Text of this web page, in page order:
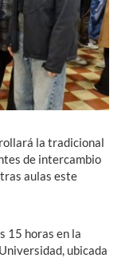
la tradicional
de intercambio
aulas este
15 horas en la
ubicada